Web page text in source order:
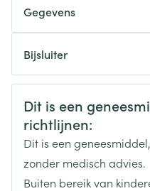
filmomhulde tablet)
De tablet moet in zijn
vloeistof
Met of zonder voedsel
Gegevens
Organisaties
Merken
Breedte 65 mm
Bijsluiter
Nederlands
Dit is een
richtlijnen:
Dit is een
zonder medisch advies.
Buiten bereik van